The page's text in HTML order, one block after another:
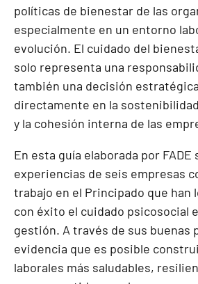
políticas de bienestar de las
especialmente en un entorno
evolución. El cuidado del
solo representa una
también una decisión
directamente en la
y la cohesión interna de las
En esta guía elaborada por
experiencias de seis empresas
trabajo en el Principado que han
con éxito el cuidado psicosocial
gestión. A través de sus buenas
evidencia que es posible
laborales más saludables,